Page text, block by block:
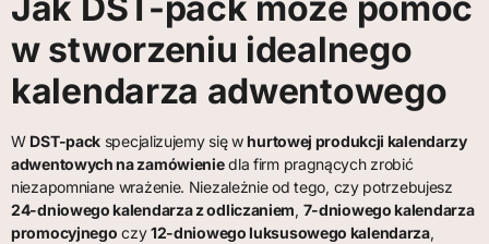
w stworzeniu idealnego
kalendarza adwentowego
W DST-pack specjalizujemy się whurtowej produkcji kalendarzy
adwentowych na zamówieniedla firm pragnących zrobić
niezapomniane wrażenie. Niezależnie od tego, czy potrzebujesz
24-dniowego kalendarza z odliczaniem, 7-dniowego kalendarza
promocyjnego czy12-dniowego luksusowego kalendarza,